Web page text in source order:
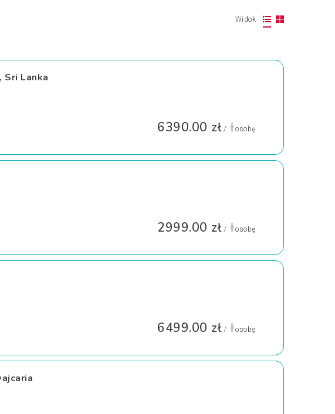
Widok
Lanka
6390.00 zł/ osobę
2999.00 zł/ osobę
6499.00 zł/ osobę